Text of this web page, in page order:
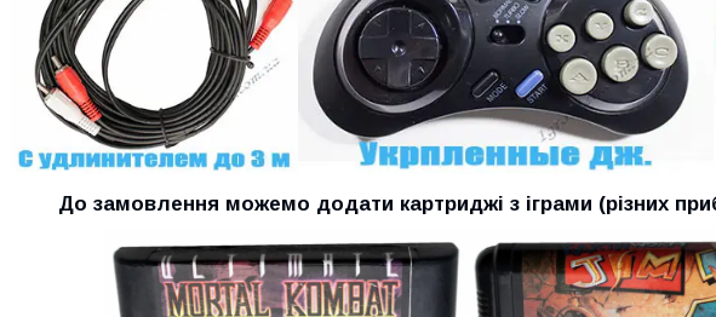
До замовлення можемо додати картриджі з іграми (різних